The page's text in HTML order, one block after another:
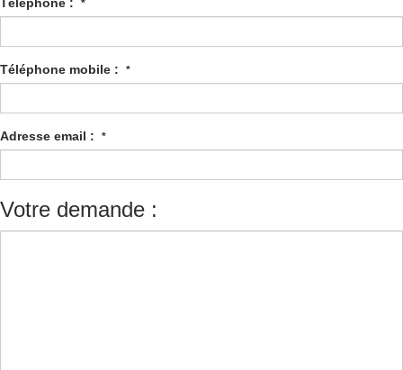
*
Téléphone mobile : *
Adresse email : *
Votre demande :